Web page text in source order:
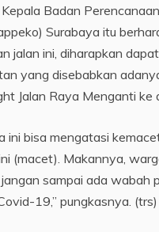
Badan
Surabaya itu
jalan ini, diharapkan
yang disebabkan
Jalan Raya Menganti ke
ini bisa mengatasi
(macet). Makannya,
sampai ada wabah
19,” pungkasnya. (trs)